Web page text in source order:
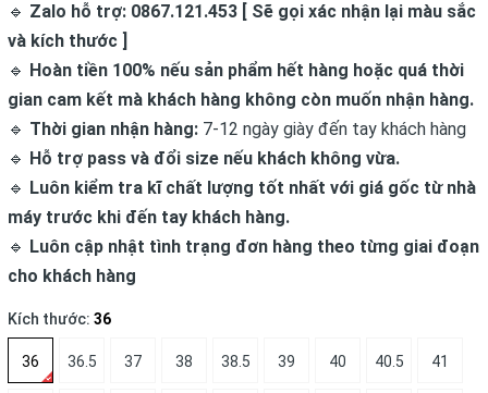
🔹 Zalo hỗ trợ: 0867.121.453 [ Sẽ gọi xác nhận lại màu sắc
và kích thước ]
🔹 Hoàn tiền 100% nếu sản phẩm hết hàng hoặc quá thời
gian cam kết mà khách hàng không còn muốn nhận hàng.
🔹 Thời gian nhận hàng: 7-12 ngày giày đến tay khách hàng
🔹 Hỗ trợ pass và đổi size nếu khách không vừa.
🔹 Luôn kiểm tra kĩ chất lượng tốt nhất với giá gốc từ nhà
máy trước khi đến tay khách hàng.
🔹 Luôn cập nhật tình trạng đơn hàng theo từng giai đoạn
cho khách hàng
Kích thước: 36
36 36.5 37 38 38.5 39 40 40.5 41